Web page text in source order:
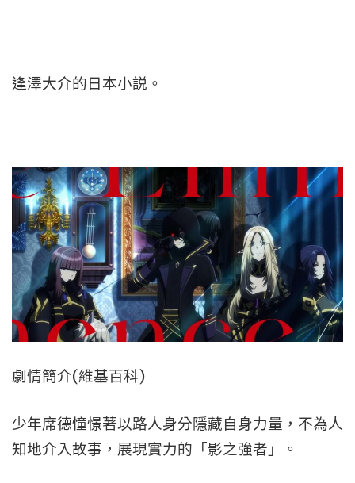
逢澤大介的日本小説。
劇情簡介(維基百科)
少年席德憧憬著以路人身分隱藏自身力量，不為人
知地介入故事，展現實力的「影之強者」。